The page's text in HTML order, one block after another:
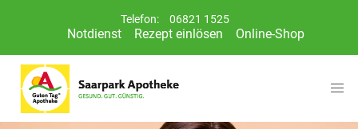
Telefon: 06821 1525
Notdienst Rezept einlösen Online-Shop